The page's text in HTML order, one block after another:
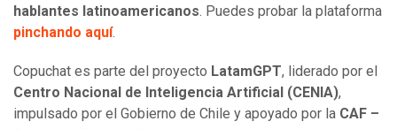
hablantes latinoamericanos. Puedes probar la plataforma
pinchando aquí.
Copuchat es parte del proyecto LatamGPT, liderado por el
Centro Nacional de Inteligencia Artificial (CENIA),
impulsado por el Gobierno de Chile y apoyado por la CAF –